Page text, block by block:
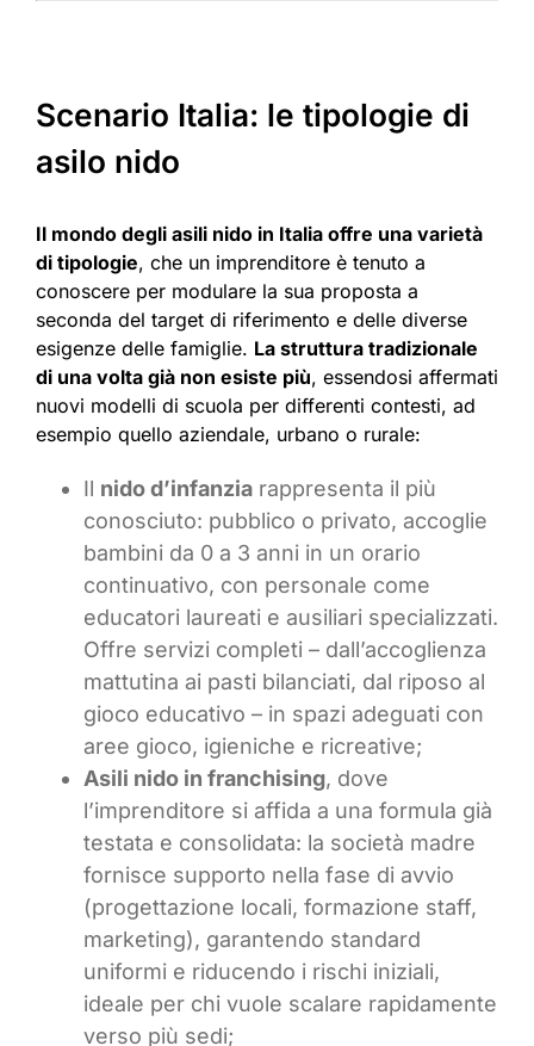
Scenario Italia: le tipologie di
asilo nido
Il mondo degli asili nido in Italia offre una varietà
di tipologie, che un imprenditore è tenuto a
conoscere per modulare la sua proposta a
seconda del target di riferimento e delle diverse
esigenze delle famiglie. La struttura tradizionale
di una volta già non esiste più, essendosi affermati
nuovi modelli di scuola per differenti contesti, ad
esempio quello aziendale, urbano o rurale:
Il nido d’infanzia rappresenta il più
conosciuto: pubblico o privato, accoglie
bambini da 0 a 3 anni in un orario
continuativo, con personale come
educatori laureati e ausiliari specializzati.
Offre servizi completi – dall’accoglienza
mattutina ai pasti bilanciati, dal riposo al
gioco educativo – in spazi adeguati con
aree gioco, igieniche e ricreative;
Asili nido in franchising, dove
l’imprenditore si affida a una formula già
testata e consolidata: la società madre
fornisce supporto nella fase di avvio
(progettazione locali, formazione staff,
marketing), garantendo standard
uniformi e riducendo i rischi iniziali,
ideale per chi vuole scalare rapidamente
verso più sedi;